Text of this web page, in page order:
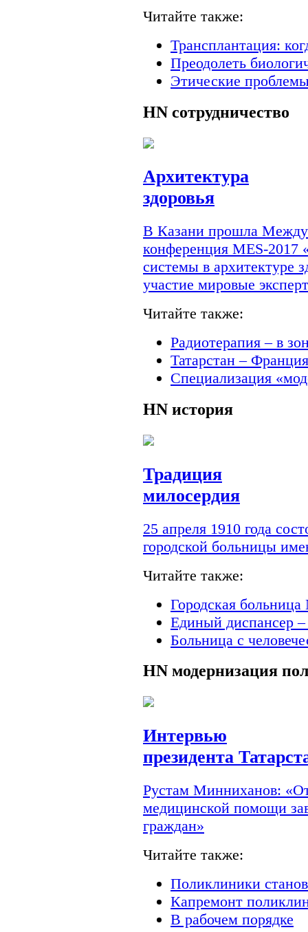
Читайте также:
Трансплантация:
Преодолеть
Этические
HN сотрудничество
Архитектура
здоровья
В Казани прошла
конференция MES-
системы в архитектуре
участие мировые
Читайте также:
Радиотерапия – в
Татарстан –
Специализация
HN история
Традиция
милосердия
25 апреля 1910 года
городской больницы
Читайте также:
Городская
Единый диспансер
Больница с
HN модернизация
Интервью
президента
Рустам Минниханов:
медицинской помощи
граждан»
Читайте также:
Поликлиники
Капремонт
В рабочем порядке